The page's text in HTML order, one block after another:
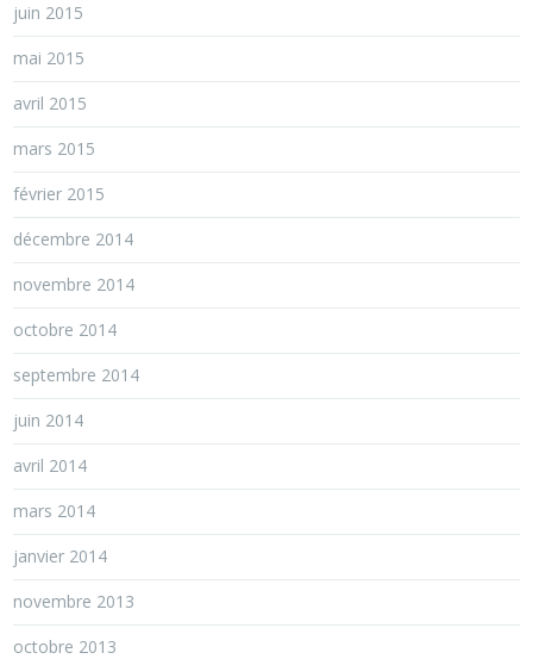
juin 2015
mai 2015
avril 2015
mars 2015
février 2015
décembre 2014
novembre 2014
octobre 2014
septembre 2014
juin 2014
avril 2014
mars 2014
janvier 2014
novembre 2013
octobre 2013